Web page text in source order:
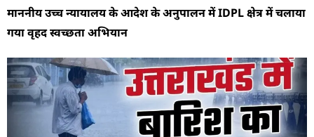
माननीय उच्च न्यायालय के आदेश के अनुपालन में IDPL क्षेत्र में चलाया
गया वृहद स्वच्छता अभियान